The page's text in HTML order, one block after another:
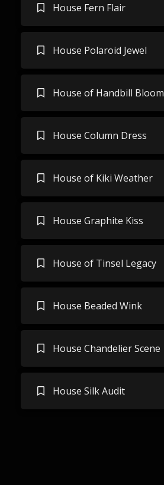
House Fern Flair
House Polaroid Jewel
House of Handbill Bloom
House Column Dress
House of Kiki Weather
House Graphite Kiss
House of Tinsel Legacy
House Beaded Wink
House Chandelier Scene
House Silk Audit